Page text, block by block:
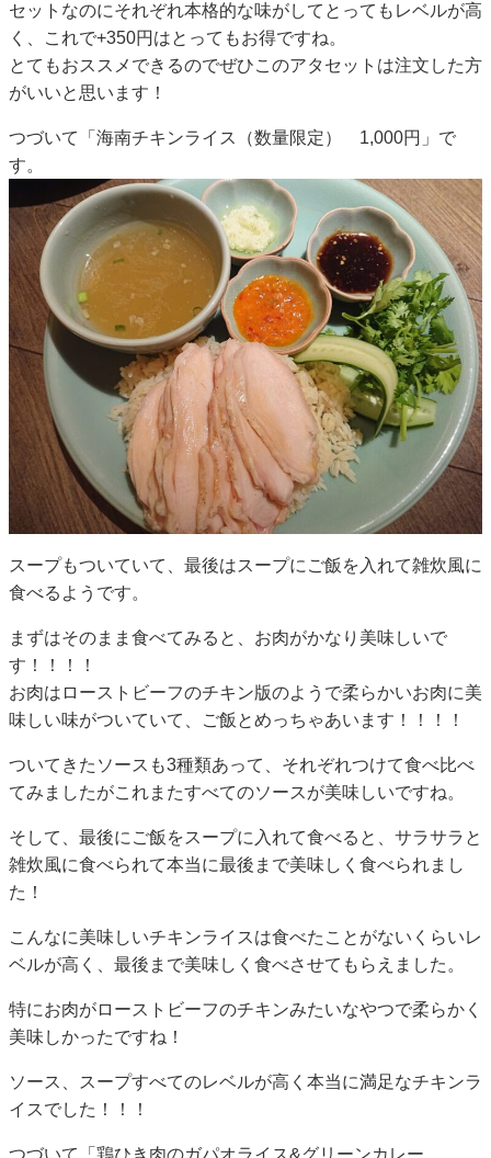
セットなのにそれぞれ本格的な味がしてとってもレベルが高
く、これで+350円はとってもお得ですね。
とてもおススメできるのでぜひこのアタセットは注文した方
がいいと思います！
つづいて「海南チキンライス（数量限定） 1,000円」で
す。
スープもついていて、最後はスープにご飯を入れて雑炊風に
食べるようです。
まずはそのまま食べてみると、お肉がかなり美味しいで
す！！！！
お肉はローストビーフのチキン版のようで柔らかいお肉に美
味しい味がついていて、ご飯とめっちゃあいます！！！！
ついてきたソースも3種類あって、それぞれつけて食べ比べ
てみましたがこれまたすべてのソースが美味しいですね。
そして、最後にご飯をスープに入れて食べると、サラサラと
雑炊風に食べられて本当に最後まで美味しく食べられまし
た！
こんなに美味しいチキンライスは食べたことがないくらいレ
ベルが高く、最後まで美味しく食べさせてもらえました。
特にお肉がローストビーフのチキンみたいなやつで柔らかく
美味しかったですね！
ソース、スープすべてのレベルが高く本当に満足なチキンラ
イスでした！！！